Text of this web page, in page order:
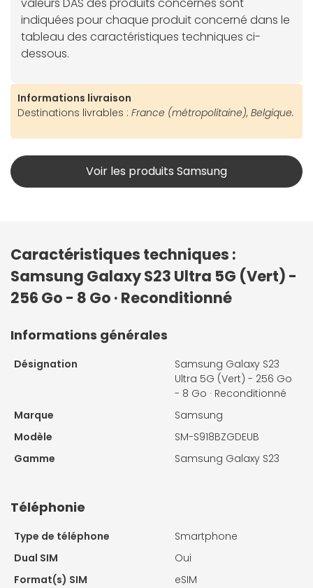
valeurs DAS des produits concernés sont
indiquées pour chaque produit concerné dans le
tableau des caractéristiques techniques ci-
dessous.
Informations livraison
Destinations livrables : France (métropolitaine), Belgique.
Voir les produits Samsung
Caractéristiques techniques :
Samsung Galaxy S23 Ultra 5G (Vert) -
256 Go - 8 Go · Reconditionné
Informations générales
Désignation
Samsung Galaxy S23
Ultra 5G (Vert) - 256 Go
- 8 Go · Reconditionné
Marque
Samsung
Modèle
SM-S918BZGDEUB
Gamme
Samsung Galaxy S23
Téléphonie
Type de téléphone
Smartphone
Dual SIM
Oui
Format(s) SIM
eSIM